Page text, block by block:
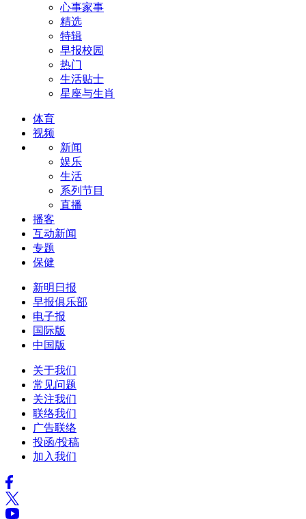
心事家事
精选
特辑
早报校园
热门
生活贴士
星座与生肖
体育
视频
新闻
娱乐
生活
系列节目
直播
播客
互动新闻
专题
保健
新明日报
早报俱乐部
电子报
国际版
中国版
关于我们
常见问题
关注我们
联络我们
广告联络
投函/投稿
加入我们